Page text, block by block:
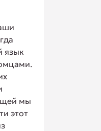
язык
мы
этот